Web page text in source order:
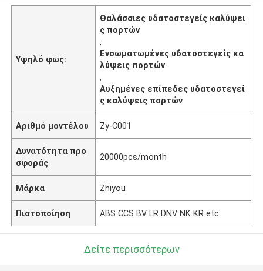
Υψηλό φως:
Θαλάσσιες υδατοστεγείς καλύψει
ς πορτών
,
Ενσωματωμένες υδατοστεγείς κα
λύψεις πορτών
,
Αυξημένες επίπεδες υδατοστεγεί
ς καλύψεις πορτών
Αριθμό μοντέλου Zy-C001
Δυνατότητα προ
σφοράς
20000pcs/month
Μάρκα Zhiyou
Πιστοποίηση ABS CCS BV LR DNV NK KR etc.
Δείτε περισσότερων